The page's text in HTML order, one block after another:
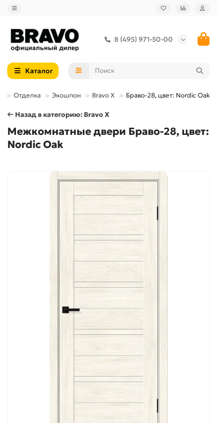
8 (495) 971-50-00
Каталог
Отделка Экошпон Bravo X Браво-28, цвет: Nordic Oak
← Назад в категорию: Bravo X
Межкомнатные двери Браво-28, цвет:
Nordic Oak